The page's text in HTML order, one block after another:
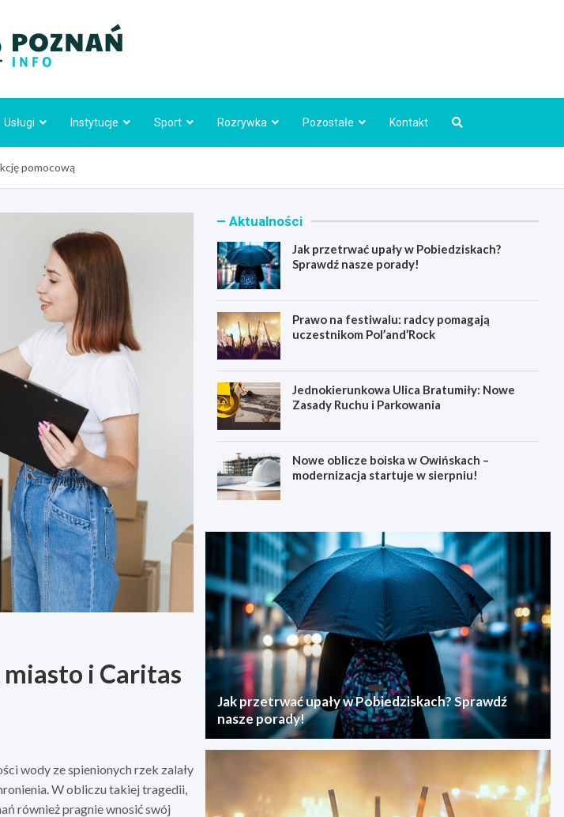
Usługi Instytucje Sport Rozrywka Pozostałe Kontakt
pomocową
miasto i Caritas
wody ze spienionych rzek zalały
W obliczu takiej tragedii,
również pragnie wnosić swój
Aktualności
Jak przetrwać upały w Pobiedziskach?
Sprawdź nasze porady!
Prawo na festiwalu: radcy pomagają
uczestnikom Pol’and’Rock
Jednokierunkowa Ulica Bratumiły: Nowe
Zasady Ruchu i Parkowania
Nowe oblicze boiska w Owińskach –
modernizacja startuje w sierpniu!
Jak przetrwać upały w Pobiedziskach? Sprawdź
nasze porady!